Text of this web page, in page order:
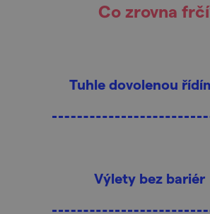
Co zrovna
Tuhle dovolenou
Výlety bez bariér